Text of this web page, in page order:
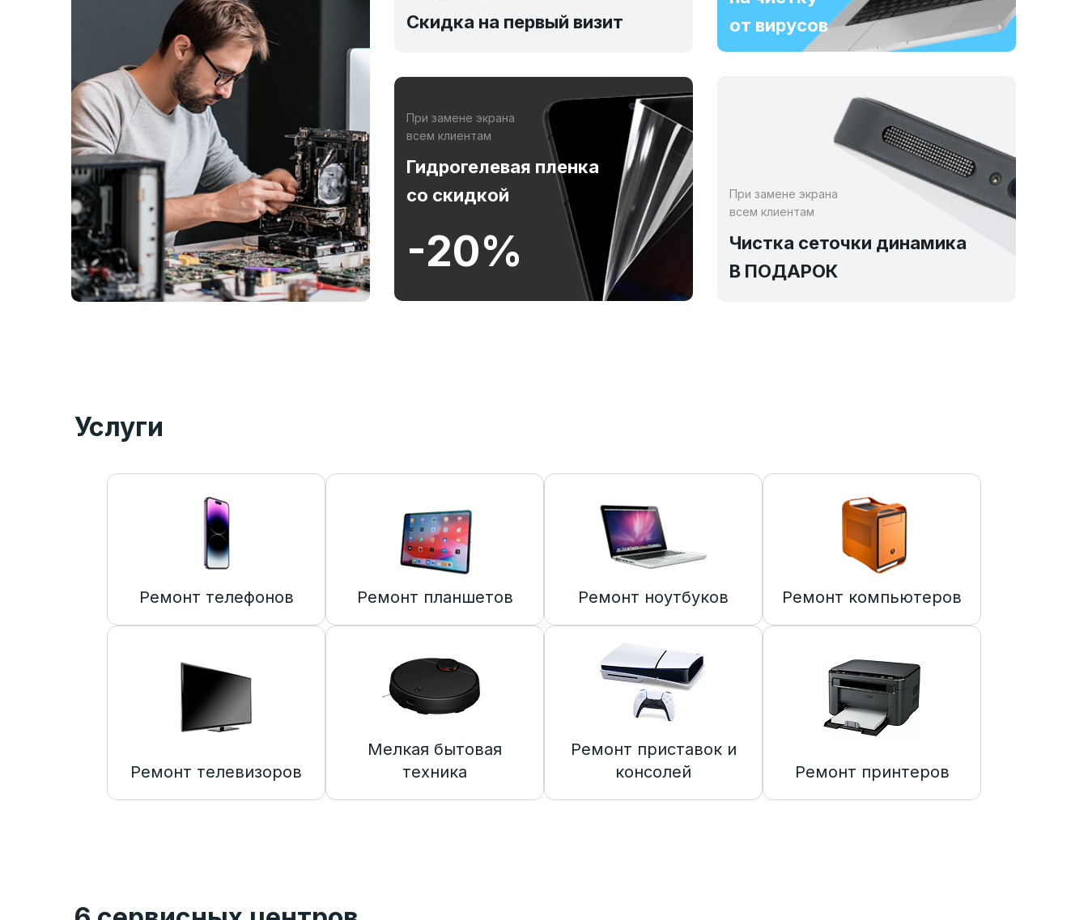
Скидка на первый визит
При замене экрана
всем клиентам
Гидрогелевая пленка
со скидкой
-20%
от вирусов
При замене экрана
всем клиентам
Чистка сеточки динамика
В ПОДАРОК
Услуги
Ремонт телефонов Ремонт планшетов Ремонт ноутбуков Ремонт компьютеров
Ремонт телевизоров
Мелкая бытовая
техника
Ремонт приставок и
консолей
Ремонт принтеров